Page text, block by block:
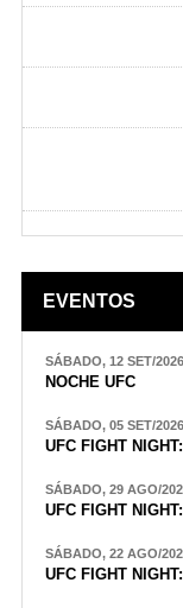
EVENTOS
SÁBADO, 12 SET/2026
NOCHE UFC
SÁBADO, 05 SET/2026
UFC FIGHT
SÁBADO, 29 AGO/
UFC FIGHT
SÁBADO, 22 AGO/
UFC FIGHT